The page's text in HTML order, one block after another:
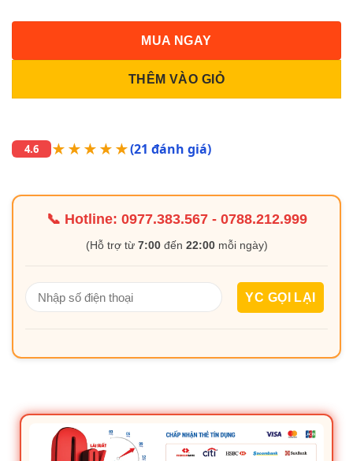
THÊM VÀO GIỎ
MUA NGAY
4.6 ★★★★★(21 đánh giá)
📞 Hotline: 0977.383.567- 0788.212.999
(Hỗ trợ từ 7:00đến 22:00mỗi ngày)